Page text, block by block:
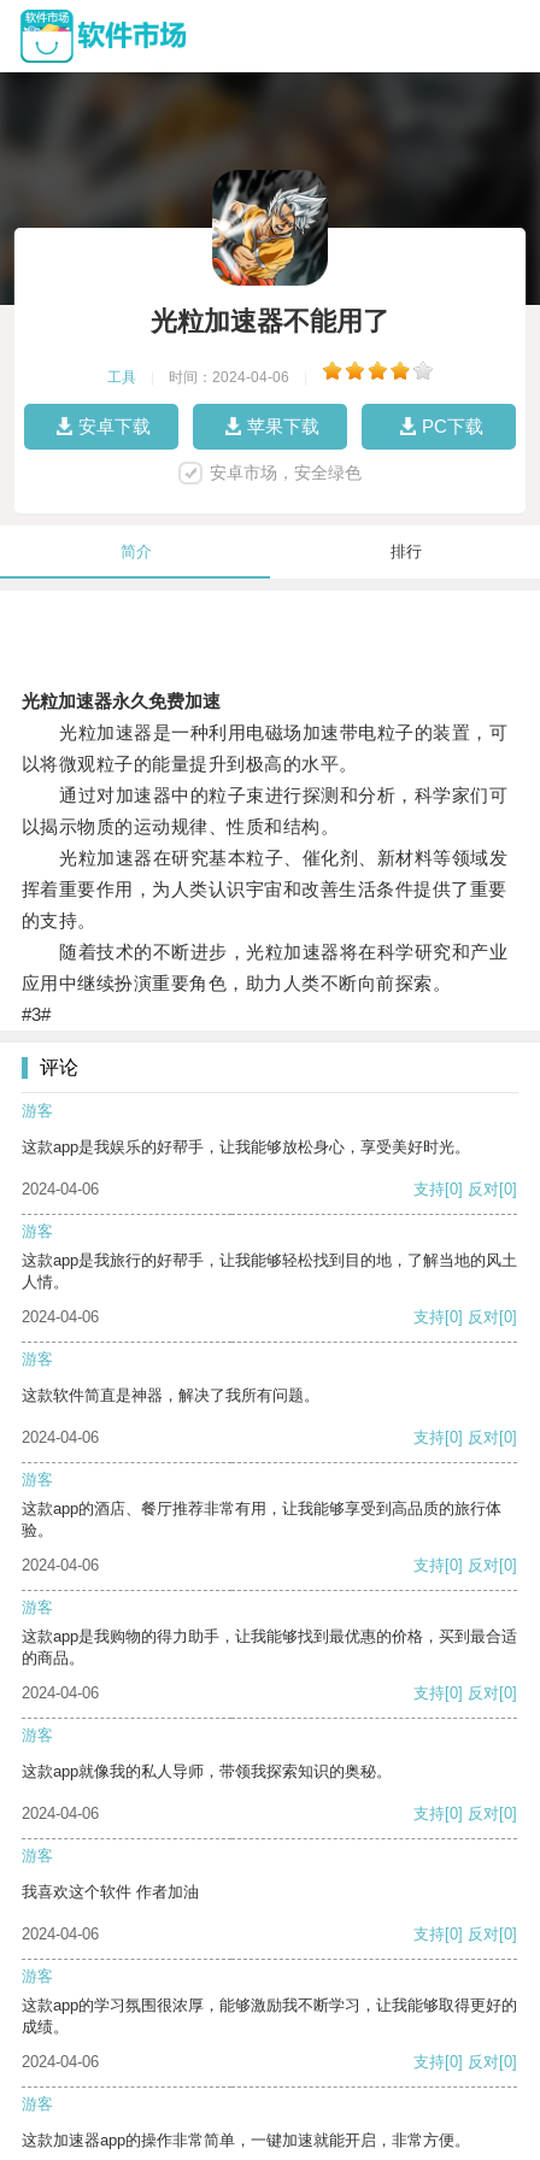
光粒加速器不能用了
工具 时间：2024-04-06
安卓下载 苹果下载 PC下载
安卓市场，安全绿色
简介 排行
光粒加速器永久免费加速
光粒加速器是一种利用电磁场加速带电粒子的装置，可
以将微观粒子的能量提升到极高的水平。
通过对加速器中的粒子束进行探测和分析，科学家们可
以揭示物质的运动规律、性质和结构。
光粒加速器在研究基本粒子、催化剂、新材料等领域发
挥着重要作用，为人类认识宇宙和改善生活条件提供了重要
的支持。
随着技术的不断进步，光粒加速器将在科学研究和产业
应用中继续扮演重要角色，助力人类不断向前探索。
#3#
评论
游客
这款app是我娱乐的好帮手，让我能够放松身心，享受美好时光。
2024-04-06 支持[0] 反对[0]
游客
这款app是我旅行的好帮手，让我能够轻松找到目的地，了解当地的风土
人情。
2024-04-06
支持[0] 反对[0]
游客
这款软件简直是神器，解决了我所有问题。
2024-04-06 支持[0] 反对[0]
游客
这款app的酒店、餐厅推荐非常有用，让我能够享受到高品质的旅行体
验。
2024-04-06
支持[0] 反对[0]
游客
这款app是我购物的得力助手，让我能够找到最优惠的价格，买到最合适
的商品。
2024-04-06
支持[0] 反对[0]
游客
这款app就像我的私人导师，带领我探索知识的奥秘。
2024-04-06 支持[0] 反对[0]
游客
我喜欢这个软件 作者加油
2024-04-06 支持[0] 反对[0]
游客
这款app的学习氛围很浓厚，能够激励我不断学习，让我能够取得更好的
成绩。
2024-04-06
支持[0] 反对[0]
游客
这款加速器app的操作非常简单，一键加速就能开启，非常方便。